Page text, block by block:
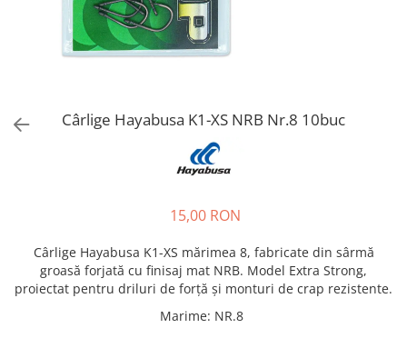
Cârlige Hayabusa K1-XS NRB Nr.8 10buc
15,00 RON
Cârlige Hayabusa K1-XS mărimea 8, fabricate din sârmă
groasă forjată cu finisaj mat NRB. Model Extra Strong,
proiectat pentru driluri de forță și monturi de crap rezistente.
Marime: NR.8